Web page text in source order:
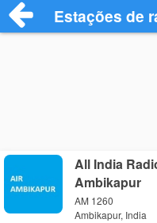
Estações de
All India
Ambikapur
AM 1260
Ambikapur, India